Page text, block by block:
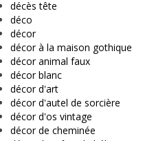
décès tête
déco
décor
décor à la maison gothique
décor animal faux
décor blanc
décor d'art
décor d'autel de sorcière
décor d'os vintage
décor de cheminée